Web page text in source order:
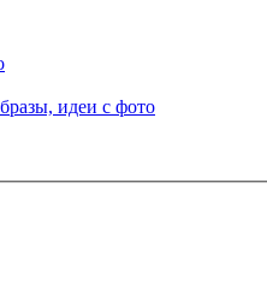
идеи с фото